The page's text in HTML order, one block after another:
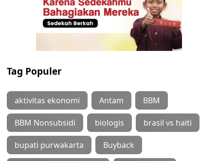
Tag Populer
aktivitas ekonomi Antam BBM
BBM Nonsubsidi biologis brasil vs haiti
bupati purwakarta Buyback